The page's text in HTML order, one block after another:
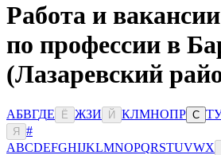
Работа и вакансии
по профессии в
(Лазаревский
АБВГДЕ Ё ЖЗИ Й КЛМНОПР С ТУ
Я
#
ABCDEFGHIJKLMNOPQRSTUVWX